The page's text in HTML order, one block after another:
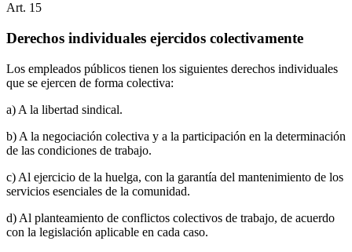
Art. 15
Derechos individuales ejercidos colectivamente
Los empleados públicos tienen los siguientes derechos individuales
que se ejercen de forma colectiva:
a) A la libertad sindical.
b) A la negociación colectiva y a la participación en la determinación
de las condiciones de trabajo.
c) Al ejercicio de la huelga, con la garantía del mantenimiento de los
servicios esenciales de la comunidad.
d) Al planteamiento de conflictos colectivos de trabajo, de acuerdo
con la legislación aplicable en cada caso.